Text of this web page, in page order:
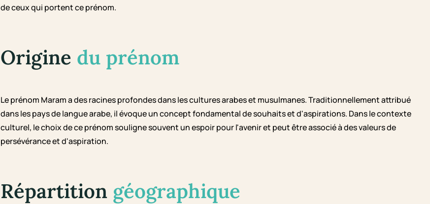
de ceux qui portent ce prénom.
Origine du prénom
Le prénom Maram a des racines profondes dans les cultures arabes et musulmanes. Traditionnellement attribué
dans les pays de langue arabe, il évoque un concept fondamental de souhaits et d'aspirations. Dans le contexte
culturel, le choix de ce prénom souligne souvent un espoir pour l'avenir et peut être associé à des valeurs de
persévérance et d'aspiration.
Répartition géographique